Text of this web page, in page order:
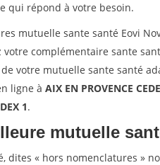
qui répond à votre besoin.
mutuelle sante santé Eovi
votre complémentaire sante
votre mutuelle sante santé
ligne à AIX EN PROVENCE
1.
mutuelle
dites « hors nomenclatures »